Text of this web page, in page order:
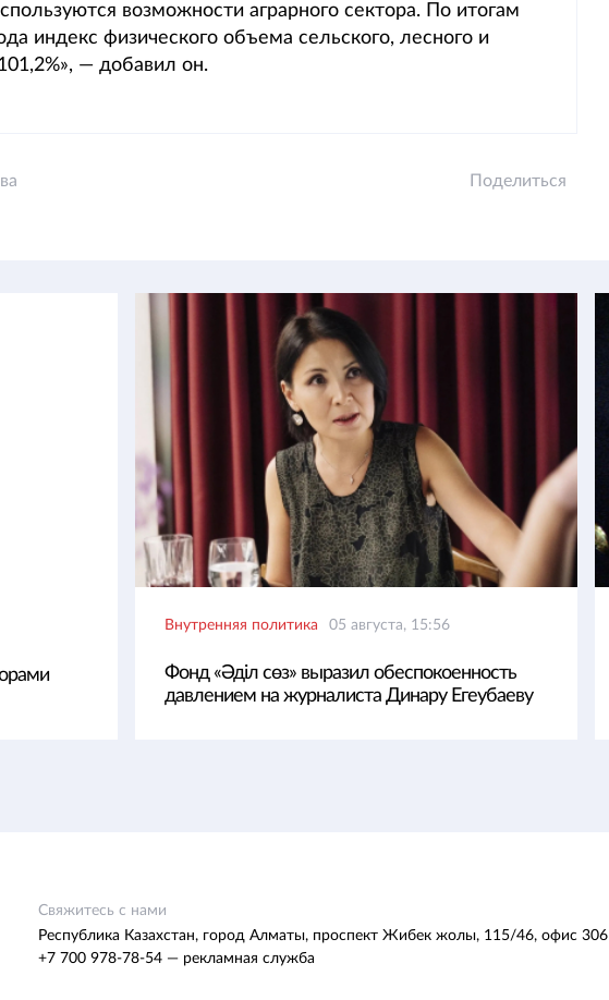
возможности аграрного сектора. По итогам
индекс физического объема сельского, лесного и
— добавил он.
Поделиться
Внутренняя политика 05 августа, 15:56
Фонд «Әділ сөз» выразил обеспокоенность
давлением на журналиста Динару Егеубаеву
Свяжитесь с нами
Республика Казахстан, город Алматы, проспект Жибек жолы, 115/46, офис 306
+7 700 978-78-54 — рекламная служба